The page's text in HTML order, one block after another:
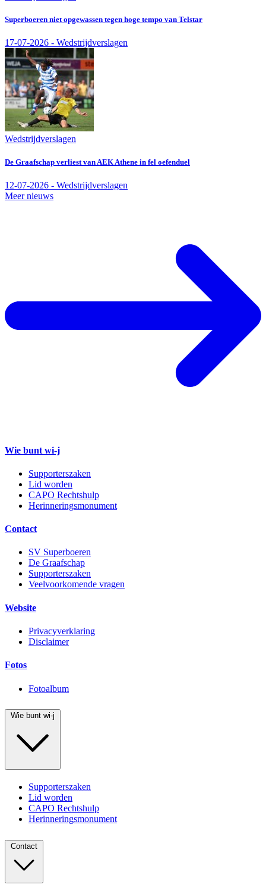
Superboeren niet opgewassen tegen hoge tempo van Telstar
17-07-2026 - Wedstrijdverslagen
Wedstrijdverslagen
De Graafschap verliest van AEK Athene in fel oefenduel
12-07-2026 - Wedstrijdverslagen
Meer nieuws
Wie bunt wi-j
Supporterszaken
Lid worden
CAPO Rechtshulp
Herinneringsmonument
Contact
SV Superboeren
De Graafschap
Supporterszaken
Veelvoorkomende vragen
Website
Privacyverklaring
Disclaimer
Fotos
Fotoalbum
Wie bunt wi-j
Supporterszaken
Lid worden
CAPO Rechtshulp
Herinneringsmonument
Contact